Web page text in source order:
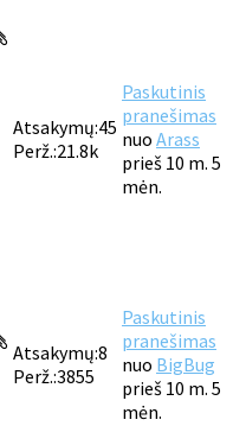
Atsakymų:45
Perž.:21.8k
Paskutinis
pranešimas
nuo Arass
prieš 10 m. 5
mėn.
Atsakymų:8
Perž.:3855
Paskutinis
pranešimas
nuo BigBug
prieš 10 m. 5
mėn.